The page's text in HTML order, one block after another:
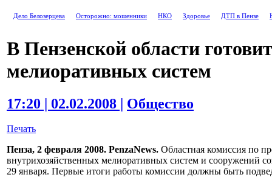
Дело Белозерцева Осторожно: мошенники НКО Здоровье ДТП в Пензе
В Пензенской области
мелиоративных систем
17:20 | 02.02.2008 | Общество
Печать
Пенза, 2 февраля 2008. PenzaNews. Областная комиссия по
внутрихозяйственных мелиоративных систем и сооружений
29 января. Первые итоги работы комиссии должны быть